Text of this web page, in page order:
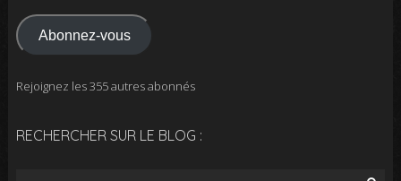
mail
Abonnez-vous
Rejoignez les 355 autres abonnés
RECHERCHER SUR LE BLOG :